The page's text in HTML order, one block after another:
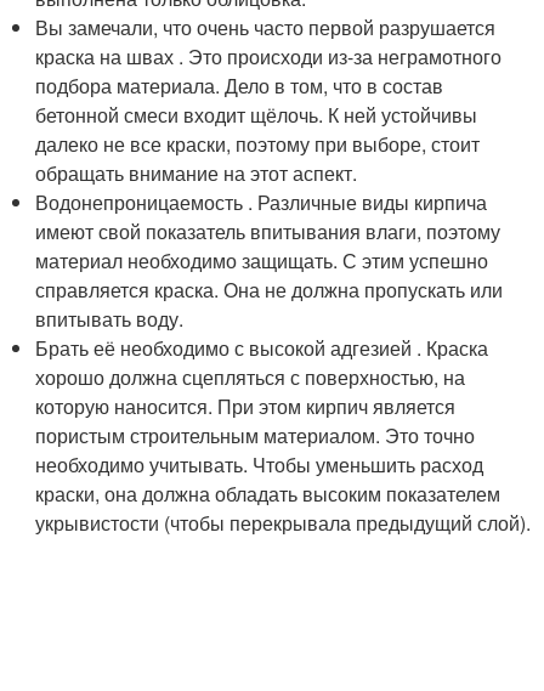
Вы замечали, что очень часто первой разрушается
краска на швах . Это происходи из-за неграмотного
подбора материала. Дело в том, что в состав
бетонной смеси входит щёлочь. К ней устойчивы
далеко не все краски, поэтому при выборе, стоит
обращать внимание на этот аспект.
Водонепроницаемость . Различные виды кирпича
имеют свой показатель впитывания влаги, поэтому
материал необходимо защищать. С этим успешно
справляется краска. Она не должна пропускать или
впитывать воду.
Брать её необходимо с высокой адгезией . Краска
хорошо должна сцепляться с поверхностью, на
которую наносится. При этом кирпич является
пористым строительным материалом. Это точно
необходимо учитывать. Чтобы уменьшить расход
краски, она должна обладать высоким показателем
укрывистости (чтобы перекрывала предыдущий слой).